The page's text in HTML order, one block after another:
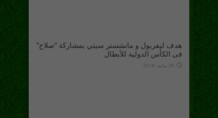
هدف ليفربول و مانشستر سيتي بمشاركة “صلاح”
فى الكأس الدولية للأبطال
26 يوليو، 2018